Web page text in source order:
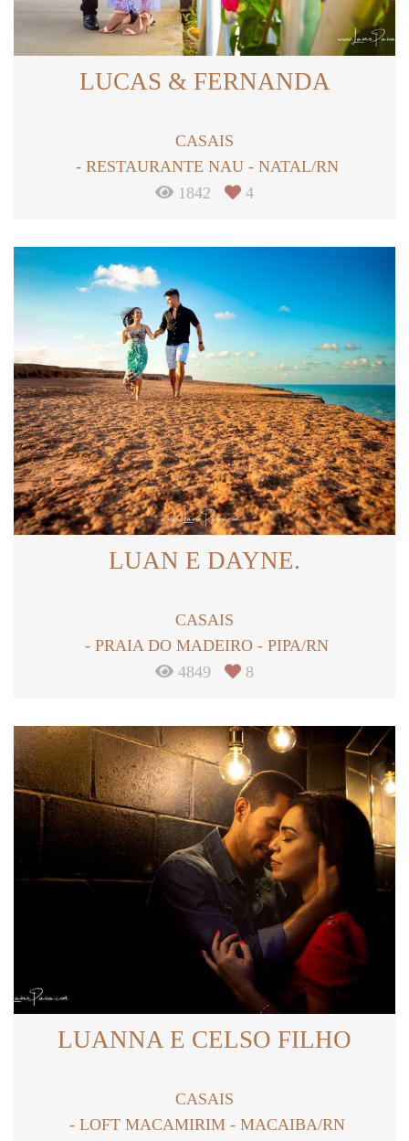
LUCAS & FERNANDA
CASAIS
RESTAURANTE NAU - NATAL/RN
1842
4
LUAN E DAYNE.
CASAIS
PRAIA DO MADEIRO - PIPA/RN
4849
8
LUANNA E CELSO FILHO
CASAIS
LOFT MACAMIRIM - MACAIBA/RN